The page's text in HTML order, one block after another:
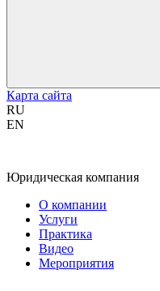
Карта сайта
RU
EN
Юридическая компания
О компании
Услуги
Практика
Видео
Мероприятия